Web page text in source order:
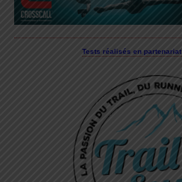
Tests réalisés en partenariat